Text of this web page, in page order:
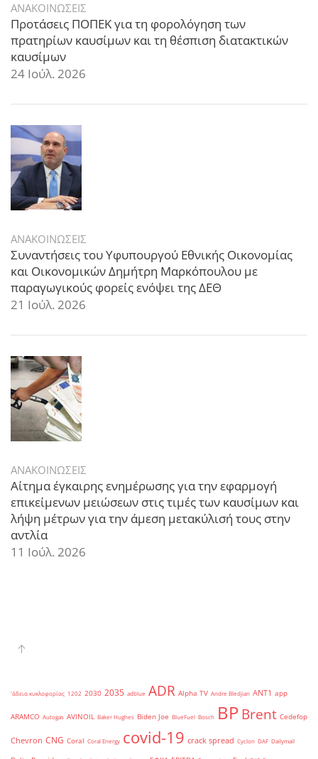
ΑΝΑΚΟΙΝΩΣΕΙΣ
Προτάσεις ΠΟΠΕΚ για τη φορολόγηση των
πρατηρίων καυσίμων και τη θέσπιση διατακτικών
καυσίμων
24 Ιούλ. 2026
ΑΝΑΚΟΙΝΩΣΕΙΣ
Συναντήσεις του Υφυπουργού Εθνικής Οικονομίας
και Οικονομικών Δημήτρη Μαρκόπουλου με
παραγωγικούς φορείς ενόψει της ΔΕΘ
21 Ιούλ. 2026
ΑΝΑΚΟΙΝΩΣΕΙΣ
Αίτημα έγκαιρης ενημέρωσης για την εφαρμογή
επικείμενων μειώσεων στις τιμές των καυσίμων και
λήψη μέτρων για την άμεση μετακύλισή τους στην
αντλία
11 Ιούλ. 2026
'άδεια κυκλοφορίας 1202 2030 2035 adblue ADR Alpha TV Andre Bledjian ANT1 app
ARAMCO Autogas AVINOIL Baker Hughes Biden Joe BlueFuel Bosch BPBrent Cedefop
Chevron CNG Coral Coral Energy covid-19 crack spread Cyclon DAF Dailymail